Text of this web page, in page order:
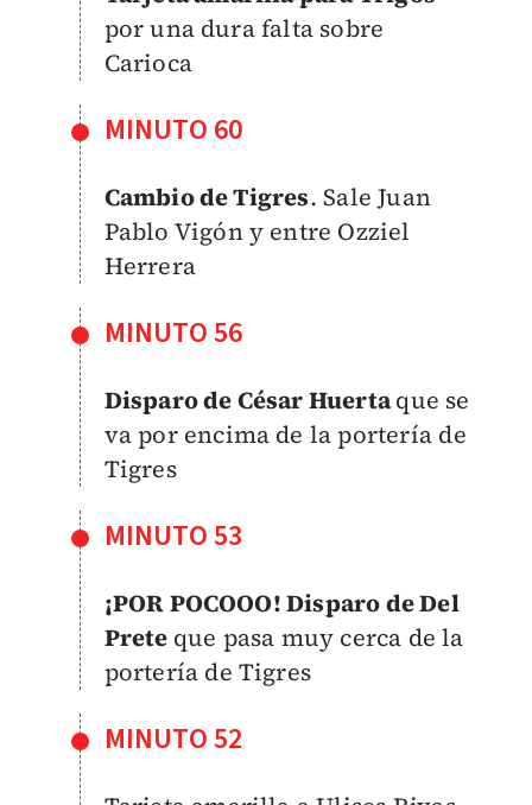
por una dura falta sobre
Carioca
MINUTO 60
Cambio de Tigres. Sale Juan
Pablo Vigón y entre Ozziel
Herrera
MINUTO 56
Disparo de César Huertaque se
va por encima de la portería de
Tigres
MINUTO 53
¡POR POCOOO! Disparo de Del
Prete que pasa muy cerca de la
portería de Tigres
MINUTO 52